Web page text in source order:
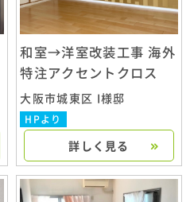
和室→洋室改装工事 海外
特注アクセントクロス
大阪市城東区 I様邸
HPより
詳しく見る